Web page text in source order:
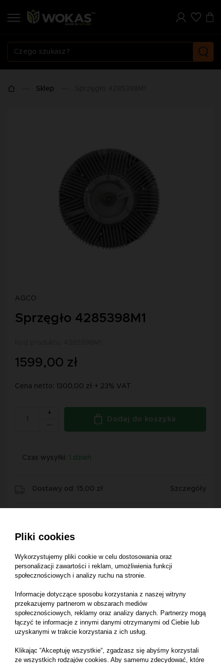
Sklep
AGCO
Sprzęgło 4285398M1
1599,00 zł
Cena netto: 1300,00 zł + 23% VAT
+
Dodaj do koszyka
Czas wysyłki: 1 dzień
Dostawy od: 15,00 zł Szczegóły
Opis produktu
Sprzęgło 4285398M1
Numer katalogowy części:4285398M1
Pliki cookies
Wykorzystujemy pliki cookie w celu dostosowania oraz
personalizacji zawartości i reklam, umożliwienia funkcji
społecznościowych i analizy ruchu na stronie.
Informacje dotyczące sposobu korzystania z naszej witryny
przekazujemy partnerom w obszarach mediów
społecznościowych, reklamy oraz analizy danych. Partnerzy mogą
łączyć te informacje z innymi danymi otrzymanymi od Ciebie lub
uzyskanymi w trakcie korzystania z ich usług.
Klikając “Akceptuję wszystkie“, zgadzasz się abyśmy korzystali
ze wszystkich rodzajów cookies. Aby samemu zdecydować, które